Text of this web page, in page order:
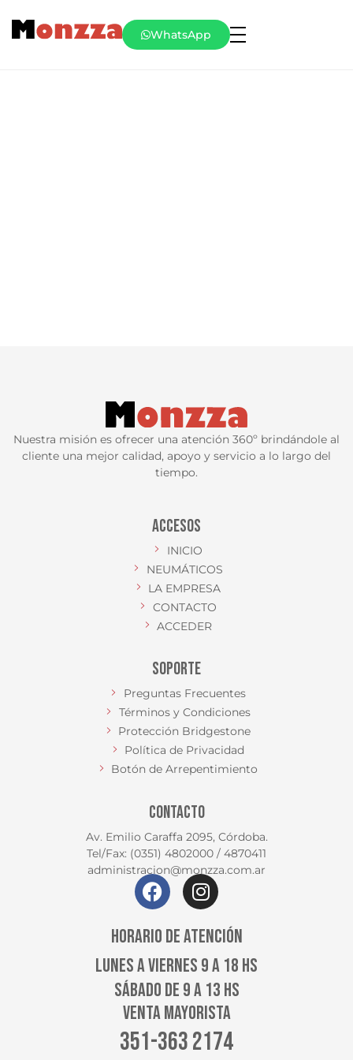
WhatsApp
Nuestra misión es ofrecer una atención 360º brindándole al
cliente una mejor calidad, apoyo y servicio a lo largo del
tiempo.
ACCESOS
INICIO
NEUMÁTICOS
LA EMPRESA
CONTACTO
ACCEDER
SOPORTE
Preguntas Frecuentes
Términos y Condiciones
Protección Bridgestone
Política de Privacidad
Botón de Arrepentimiento
CONTACTO
Av. Emilio Caraffa 2095, Córdoba.
Tel/Fax: (0351) 4802000 / 4870411
administracion@monzza.com.ar
HORARIO DE ATENCIÓN
LUNES A VIERNES 9 A 18 HS
SÁBADO DE 9 A 13 HS
VENTA MAYORISTA
351-363 2174